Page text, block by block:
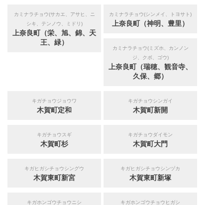
カミナラチョウ(サカエ、アサヒ、ニ
シキ、テンノウ、ミドリ)
上奈良町（栄、旭、錦、天
王、緑）
カミナラチョウ(シンメイ、トヨサト)
上奈良町（神明、豊里）
カミナラチョウ(ミズホ、カンノン
ジ、クボ、ゴウ)
上奈良町（瑞穂、観音寺、
久保、郷）
キガチョウジョウワ
木賀町定和
キガチョウシンガイ
木賀町新開
キガチョウスギ
木賀町杉
キガチョウダイモン
木賀町大門
キガヒガシチョウシングウ
木賀東町新宮
キガヒガシチョウシンヅカ
木賀東町新塚
キガホンゴウチョウニシ キガホンゴウチョウヒガシ